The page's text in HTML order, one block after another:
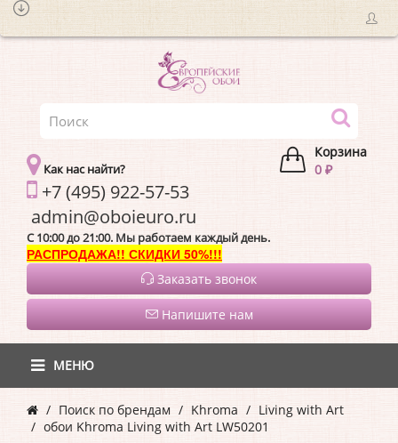
Корзина
0 ₽
Как нас найти?
+7 (495) 922-57-53
C 10:00 до 21:00. Мы работаем каждый день.
РАСПРОДАЖА!! СКИДКИ 50%!!!
Заказать звонок
Напишите нам
МЕНЮ
Поиск по брендам Khroma
Living with Art
обои Khroma Living with Art LW50201